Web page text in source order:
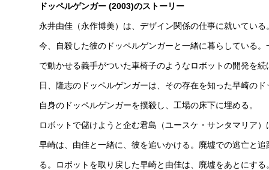
ドッペルゲンガー (2003)のストーリー
永井由佳（永作博美）は、デザイン関係の仕事に就いてい
今、自殺した彼のドッペルゲンガーと一緒に暮らしている
で動かせる義手がついた車椅子のようなロボットの開発を
日、隆志のドッペルゲンガーは、その存在を知った早崎の
自身のドッペルゲンガーを撲殺し、工場の床下に埋める。
ロボットで儲けようと企む君島（ユースケ・サンタマリア
早崎は、由佳と一緒に、彼を追いかける。廃墟での逃亡と
る。ロボットを取り戻した早崎と由佳は、廃墟をあとにす